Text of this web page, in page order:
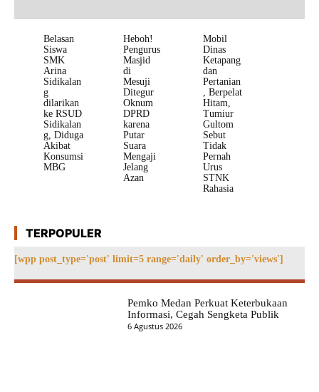
Belasan
Siswa
SMK
Arina
Sidikalan
g
dilarikan
ke RSUD
Sidikalan
g, Diduga
Akibat
Konsumsi
MBG
Heboh!
Pengurus
Masjid
di
Mesuji
Ditegur
Oknum
DPRD
karena
Putar
Suara
Mengaji
Jelang
Azan
Mobil
Dinas
Ketapang
dan
Pertanian
, Berpelat
Hitam,
Tumiur
Gultom
Sebut
Tidak
Pernah
Urus
STNK
Rahasia
TERPOPULER
[wpp post_type='post' limit=5 range='daily' order_by='views']
Pemko Medan Perkuat Keterbukaan
Informasi, Cegah Sengketa Publik
6 Agustus 2026